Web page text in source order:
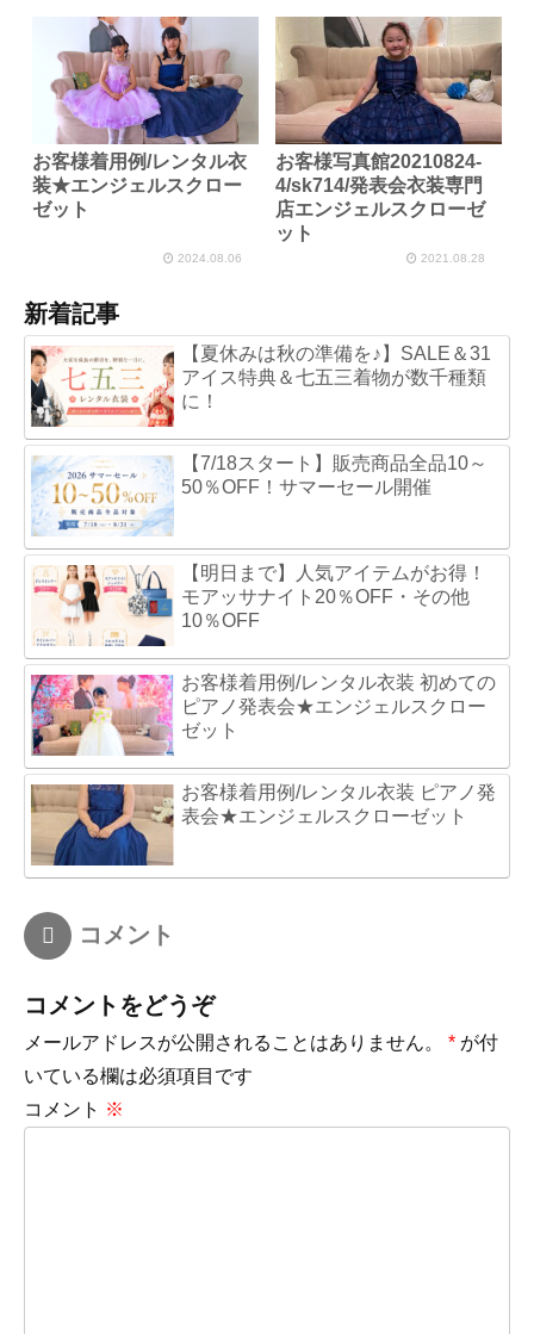
お客様着用例/レンタル衣
装★エンジェルスクロー
ゼット
2024.08.06
お客様写真館20210824-
4/sk714/発表会衣装専門
店エンジェルスクローゼ
ット
2021.08.28
新着記事
【夏休みは秋の準備を♪】SALE＆31
アイス特典＆七五三着物が数千種類
に！
【7/18スタート】販売商品全品10～
50％OFF！サマーセール開催
【明日まで】人気アイテムがお得！
モアッサナイト20％OFF・その他
10％OFF
お客様着用例/レンタル衣装 初めての
ピアノ発表会★エンジェルスクロー
ゼット
お客様着用例/レンタル衣装 ピアノ発
表会★エンジェルスクローゼット
コメント
コメントをどうぞ
メールアドレスが公開されることはありません。 * が付
いている欄は必須項目です
コメント ※